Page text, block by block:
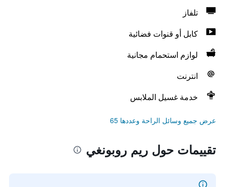
تلفاز
كابل أو قنوات فضائية
لوازم استحمام مجانية
انترنت
خدمة غسيل الملابس
عرض جميع وسائل الراحة وعددها 65
تقييمات حول ريم روبونغي